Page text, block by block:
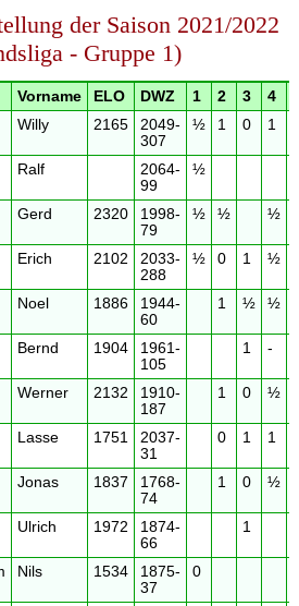
der Saison 2021/2022
- Gruppe 1)
Vorname ELO DWZ 1 2 3 4
Willy 2165
2049-
307
½ 1 0 1
Ralf
2064-
99
½
Gerd 2320
1998-
79
½ ½ ½
Erich 2102
2033-
288
½ 0 1 ½
Noel 1886
1944-
60
1 ½ ½
Bernd 1904
1961-
105
1 -
Werner 2132
1910-
187
1 0 ½
Lasse 1751
2037-
31
0 1 1
Jonas 1837
1768-
74
1 0 ½
Ulrich 1972
1874-
66
1
Nils 1534
1875-
37
0